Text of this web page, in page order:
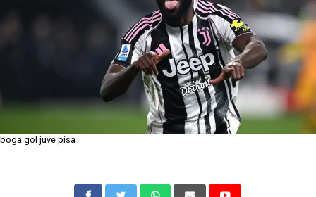
boga gol juve pisa